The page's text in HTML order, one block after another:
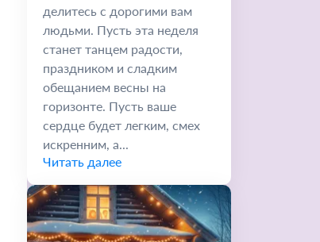
делитесь с дорогими вам
людьми. Пусть эта неделя
станет танцем радости,
праздником и сладким
обещанием весны на
горизонте. Пусть ваше
сердце будет легким, смех
искренним, а...
Читать далее